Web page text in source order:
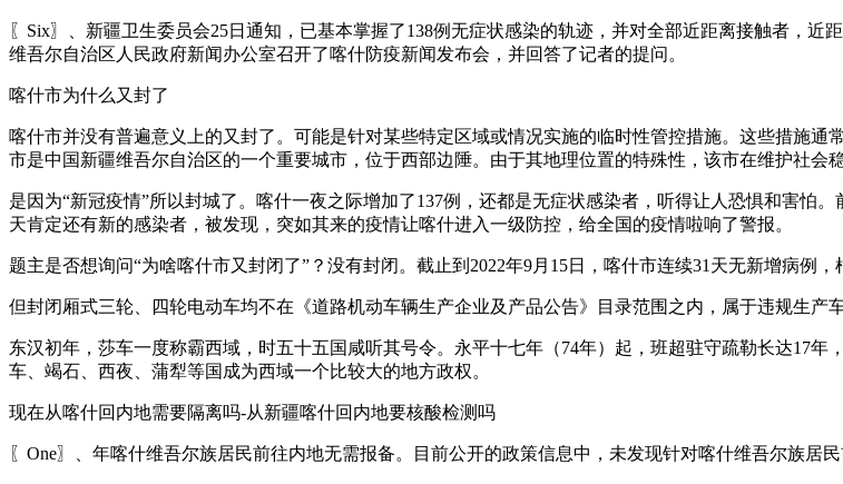
〖Six〗、新疆卫生委员会25日通知，已基本掌握了138例无症状感染的轨迹，并对全部近距离接触者，
维吾尔自治区人民政府新闻办公室召开了喀什防疫新闻发布会，并回答了记者的提问。
喀什市为什么又封了
喀什市并没有普遍意义上的又封了。可能是针对某些特定区域或情况实施的临时性管控措施。这些措施
市是中国新疆维吾尔自治区的一个重要城市，位于西部边陲。由于其地理位置的特殊性，该市在维护社会
是因为“新冠疫情”所以封城了。喀什一夜之际增加了137例，还都是无症状感染者，听得让人恐惧和害怕
天肯定还有新的感染者，被发现，突如其来的疫情让喀什进入一级防控，给全国的疫情啦响了警报。
题主是否想询问“为啥喀什市又封闭了”？没有封闭。截止到2022年9月15日，喀什市连续31天无新增病例
但封闭厢式三轮、四轮电动车均不在《道路机动车辆生产企业及产品公告》目录范围之内，属于违规生产
东汉初年，莎车一度称霸西域，时五十五国咸听其号令。永平十七年（74年）起，班超驻守疏勒长达17
车、竭石、西夜、蒲犁等国成为西域一个比较大的地方政权。
现在从喀什回内地需要隔离吗-从新疆喀什回内地要核酸检测吗
〖One〗、年喀什维吾尔族居民前往内地无需报备。目前公开的政策信息中，未发现针对喀什维吾尔族居